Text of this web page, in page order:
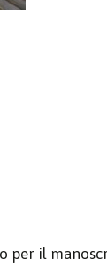
per il